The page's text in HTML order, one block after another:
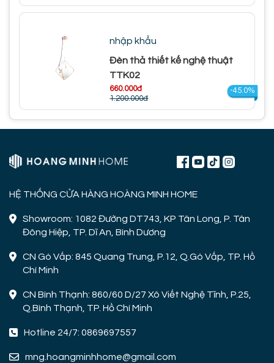
nhập khẩu
Đèn thả thiết kế nghệ thuật
TTK02
660.000đ
1.200.000đ
-45.0%
HỆ THỐNG CỬA HÀNG HOÀNG MINH HOME
Showroom: 1082 Đường DT743, KP Tân Long, P. Tân
Đông Hiệp, TP. Dĩ An, Bình Dương
CN Gò Vấp: 845 Quang Trung, P.12, Q.Gò Vấp, TP. Hồ
Chí Minh
CN Bình Thạnh: 860/60 D/27 Xô Viết Nghệ Tĩnh, P.25,
Q.Bình Thạnh, TP. Hồ Chí Minh
Hotline 24/7: 0869697557
mng.hoangminhhome@gmail.com